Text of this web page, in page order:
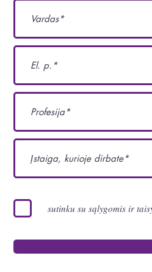
sutinku su sąlygomis ir